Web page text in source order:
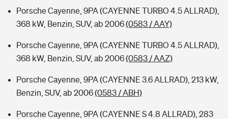
Porsche Cayenne, 9PA (CAYENNE TURBO 4.5 ALLRAD),
368 kW, Benzin, SUV, ab 2006(0583 / AAY)
Porsche Cayenne, 9PA (CAYENNE TURBO 4.5 ALLRAD),
368 kW, Benzin, SUV, ab 2006(0583 / AAZ)
Porsche Cayenne, 9PA (CAYENNE 3.6 ALLRAD), 213 kW,
Benzin, SUV, ab 2006(0583 / ABH)
Porsche Cayenne, 9PA (CAYENNE S 4.8 ALLRAD), 283